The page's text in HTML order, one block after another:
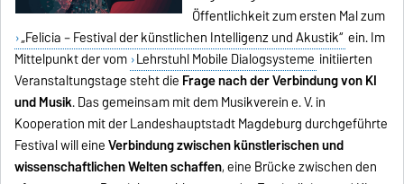
Öffentlichkeit zum ersten Mal zum
„Felicia – Festival der künstlichen Intelligenz und Akustik“ ein. Im
Mittelpunkt der vom Lehrstuhl Mobile Dialogsysteme initiierten
Veranstaltungstage steht die Frage nach der Verbindung von KI
und Musik. Das gemeinsam mit dem Musikverein e. V. in
Kooperation mit der Landeshauptstadt Magdeburg durchgeführte
Festival will eineVerbindung zwischen künstlerischen und
wissenschaftlichen Welten schaffen, eine Brücke zwischen den